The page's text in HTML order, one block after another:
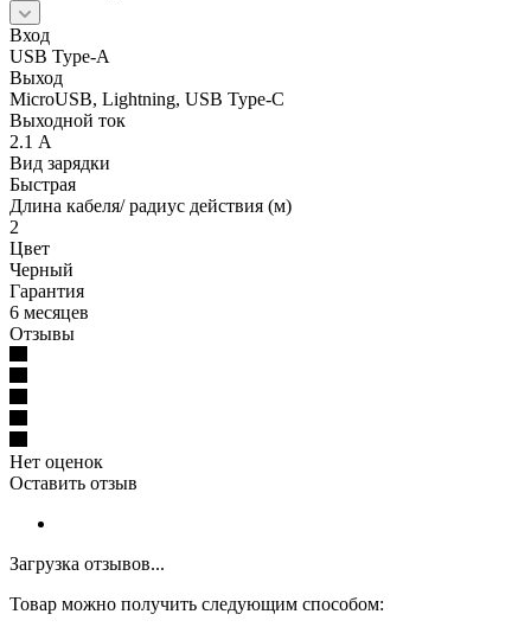
Вход
USB Type-A
Выход
MicroUSB, Lightning, USB Type-C
Выходной ток
2.1 А
Вид зарядки
Быстрая
Длина кабеля/ радиус действия (м)
2
Цвет
Черный
Гарантия
6 месяцев
Отзывы
Нет оценок
Оставить отзыв
Загрузка отзывов...
Товар можно получить следующим способом: